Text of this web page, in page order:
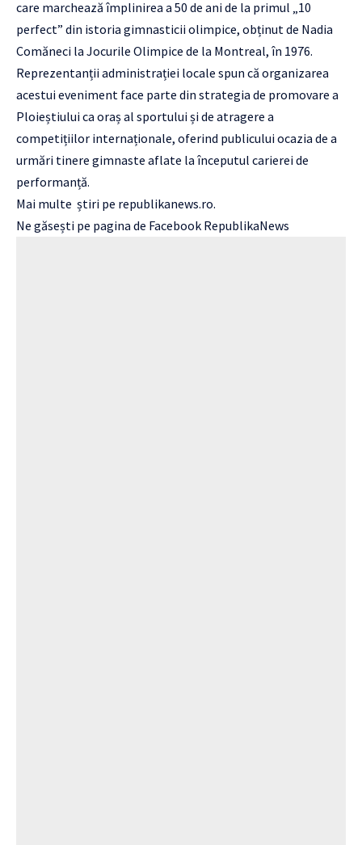
care marchează împlinirea a 50 de ani de la primul „10
perfect” din istoria gimnasticii olimpice, obținut de Nadia
Comăneci la Jocurile Olimpice de la Montreal, în 1976.
Reprezentanții administrației locale spun că organizarea
acestui eveniment face parte din strategia de promovare a
Ploieștiului ca oraș al sportului și de atragere a
competițiilor internaționale, oferind publicului ocazia de a
urmări tinere gimnaste aflate la începutul carierei de
performanță.
Mai multe știri pe republikanews.ro.
Ne găsești pe pagina de Facebook RepublikaNews